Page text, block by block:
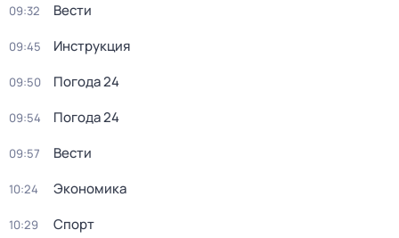
09:32 Вести
09:45 Инструкция
09:50 Погода 24
09:54 Погода 24
09:57 Вести
10:24 Экономика
10:29 Спорт